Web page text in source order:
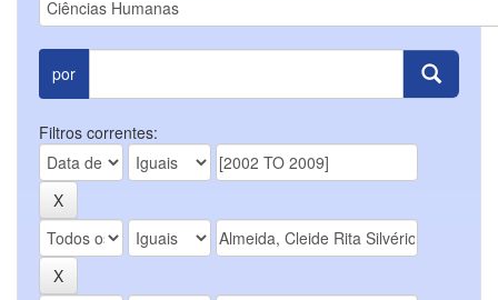
por
Filtros correntes: